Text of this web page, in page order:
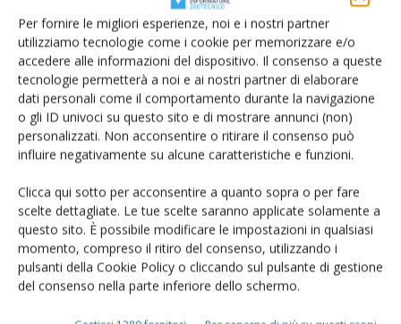
Per fornire le migliori esperienze, noi e i nostri partner
utilizziamo tecnologie come i cookie per memorizzare e/o
accedere alle informazioni del dispositivo. Il consenso a queste
tecnologie permetterà a noi e ai nostri partner di elaborare
dati personali come il comportamento durante la navigazione
o gli ID univoci su questo sito e di mostrare annunci (non)
personalizzati. Non acconsentire o ritirare il consenso può
influire negativamente su alcune caratteristiche e funzioni.
Clicca qui sotto per acconsentire a quanto sopra o per fare
scelte dettagliate. Le tue scelte saranno applicate solamente a
questo sito. È possibile modificare le impostazioni in qualsiasi
momento, compreso il ritiro del consenso, utilizzando i
pulsanti della Cookie Policy o cliccando sul pulsante di gestione
del consenso nella parte inferiore dello schermo.
L'Esperto risponde
I consigli di Terra e Vita agli agricoltori
Cerca adesso